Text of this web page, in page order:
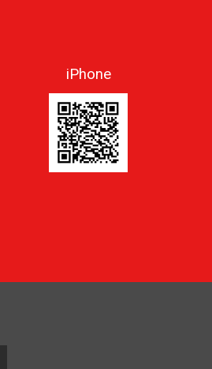
iPhone